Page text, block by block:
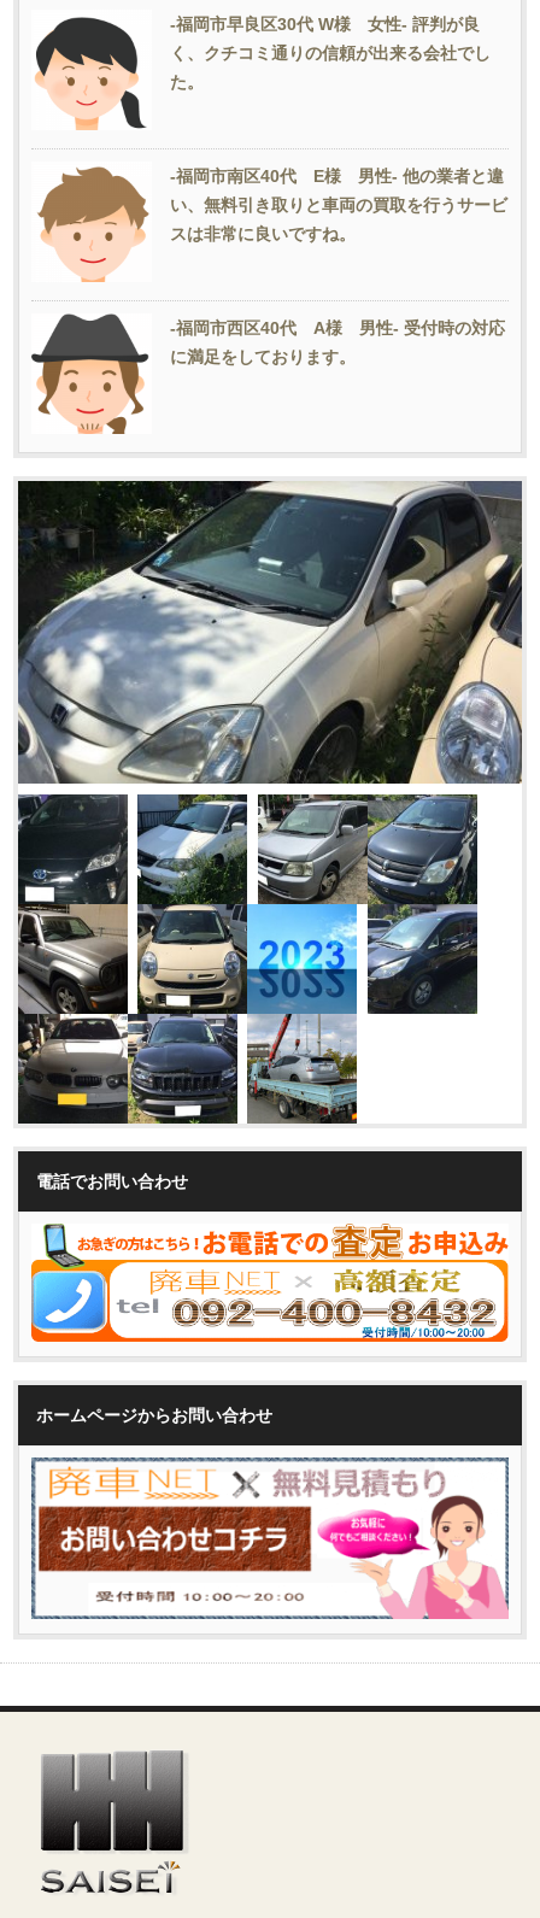
-福岡市早良区30代 W様 女性- 評判が良
く、クチコミ通りの信頼が出来る会社でし
た。
-福岡市南区40代 E様 男性- 他の業者と違
い、無料引き取りと車両の買取を行うサービ
スは非常に良いですね。
-福岡市西区40代 A様 男性- 受付時の対応
に満足をしております。
電話でお問い合わせ
ホームページからお問い合わせ